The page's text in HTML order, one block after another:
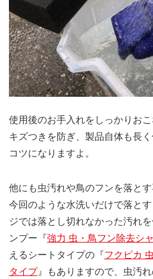
使用後のお手入れをしっかりお
キズつきを防ぎ、製品自体も長
コツになりますよ。
他にも虫汚れや鳥のフンを落とす
今回のような水洗いだけで落と
ジでは落とし切れなかった汚れ
ンプー『強力 虫・鳥フン除去シ
えるシートタイプの『フクピカ
タイプ』もありますので、虫汚